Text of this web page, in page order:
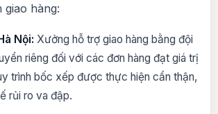
giao hàng:
Nội: Xưởng hỗ trợ giao hàng bằng đội
riêng đối với các đơn hàng đạt giá trị
trình bốc xếp được thực hiện cẩn thận,
rủi ro va đập.